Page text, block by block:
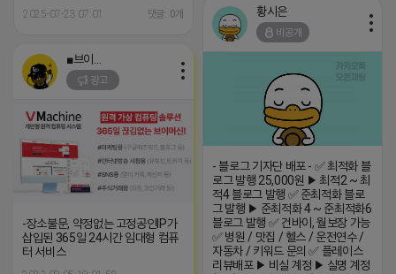
2025-07-23 07:01 댓글: 0개 황시은
비공개
- 블로그 기자단 배포 - ✅ 최적화 블
로그 발행 25,000원 ▶ 최적2 ~ 최
적4 블로그 발행 ✅ 준최적화 블로
그 발행 ▶ 준최적화 4 ~ 준최적화6
블로그 발행 ✅ 건바이, 월보장 가능
✅ 병원 / 맛집 / 헬스 / 운전연수 /
자동차 / 키워드 문의 ✅ 플레이스
리뷰배포 ▶ 비실 계정 ▶ 실명 계정
광고
-장소불문, 약정없는 고정공인IP가
삽입된 365일 24시간 임대형 컴퓨
터 서비스